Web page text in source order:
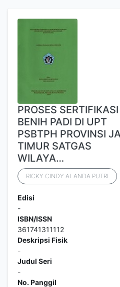
PROSES SERTIFIKASI
BENIH PADI DI UPT
PSBTPH PROVINSI
TIMUR SATGAS
WILAYA…
RICKY CINDY ALANDA PUTRI
Edisi
-
ISBN/ISSN
361741311112
Deskripsi Fisik
-
Judul Seri
-
No. Panggil